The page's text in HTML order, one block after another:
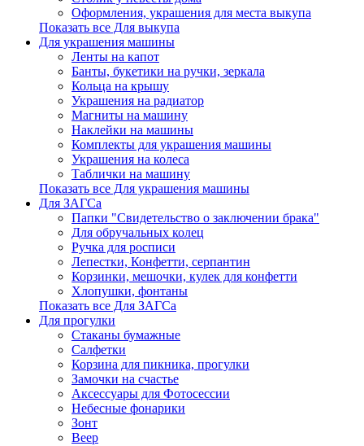
Оформления, украшения для места выкупа
Показать все Для выкупа
Для украшения машины
Ленты на капот
Банты, букетики на ручки, зеркала
Кольца на крышу
Украшения на радиатор
Магниты на машину
Наклейки на машины
Комплекты для украшения машины
Украшения на колеса
Таблички на машину
Показать все Для украшения машины
Для ЗАГСа
Папки "Свидетельство о заключении брака"
Для обручальных колец
Ручка для росписи
Лепестки, Конфетти, серпантин
Корзинки, мешочки, кулек для конфетти
Хлопушки, фонтаны
Показать все Для ЗАГСа
Для прогулки
Стаканы бумажные
Салфетки
Корзина для пикника, прогулки
Замочки на счастье
Аксессуары для Фотосессии
Небесные фонарики
Зонт
Веер